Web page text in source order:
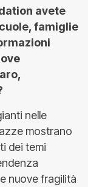
avete
famiglie
nelle
mostrano
dei temi
nuove fragilità